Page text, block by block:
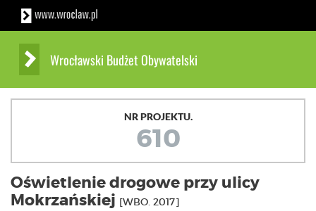
Wrocławski Budżet Obywatelski
NR PROJEKTU.
610
Oświetlenie drogowe przy ulicy
Mokrzańskiej [WBO. 2017]